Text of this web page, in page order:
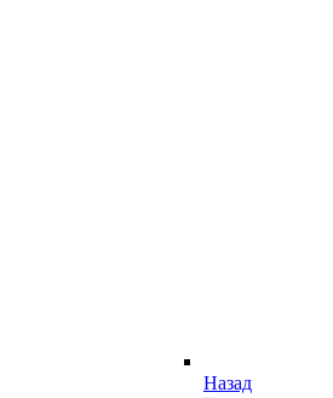
Назад